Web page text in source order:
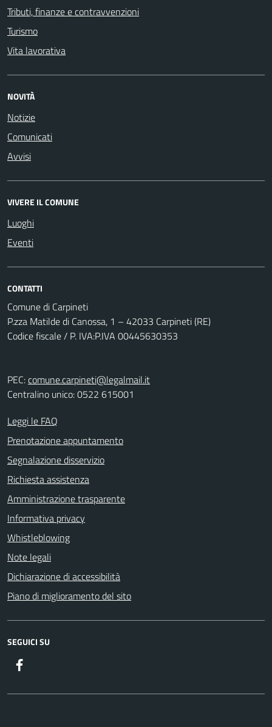
Tributi, finanze e contravvenzioni
Turismo
Vita lavorativa
NOVITÀ
Notizie
Comunicati
Avvisi
VIVERE IL COMUNE
Luoghi
Eventi
CONTATTI
Comune di Carpineti
P.zza Matilde di Canossa, 1 – 42033 Carpineti (RE)
Codice fiscale / P. IVA:P.IVA 00445630353
PEC:comune.carpineti@legalmail.it
Centralino unico: 0522 615001
Leggi le FAQ
Prenotazione appuntamento
Segnalazione disservizio
Richiesta assistenza
Amministrazione trasparente
Informativa privacy
Whistleblowing
Note legali
Dichiarazione di accessibilità
Piano di miglioramento del sito
SEGUICI SU